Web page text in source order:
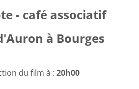
- café associatif
à Bourges
du film à : 20h00